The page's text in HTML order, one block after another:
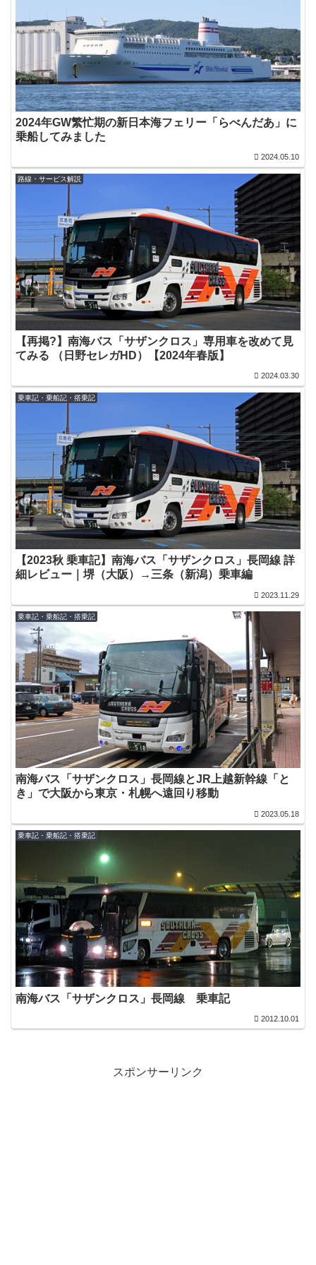
2024年GW繁忙期の新日本海フェリー「らべんだあ」に
乗船してみました
2024.05.10
路線・サービス解説
【再掲?】南海バス「サザンクロス」専用車を改めて見
てみる （日野セレガHD）【2024年春版】
2024.03.30
乗車記・乗船記・搭乗記
【2023秋 乗車記】南海バス「サザンクロス」長岡線 詳
細レビュー｜堺（大阪）→三条（新潟）乗車編
2023.11.29
乗車記・乗船記・搭乗記
南海バス「サザンクロス」長岡線とJR上越新幹線「と
き」で大阪から東京・札幌へ遠回り移動
2023.05.18
乗車記・乗船記・搭乗記
南海バス「サザンクロス」長岡線 乗車記
2012.10.01
スポンサーリンク